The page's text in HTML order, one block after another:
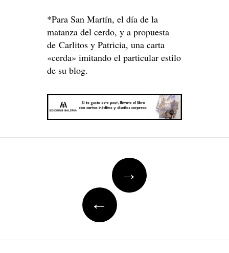
*Para San Martín, el día de la
matanza del cerdo, y a propuesta
de Carlitos y Patricia, una carta
«cerda» imitando el particular estilo
de su blog.
navigation
→
←